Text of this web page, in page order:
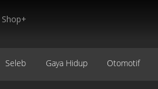
Shop+
Seleb Gaya Hidup Otomotif